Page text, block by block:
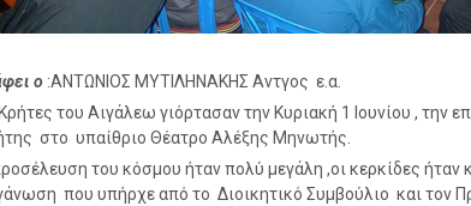
ο :ΑΝΤΩΝΙΟΣ ΜΥΤΙΛΗΝΑΚΗΣ Αντγος ε.α.
του Αιγάλεω γιόρτασαν την Κυριακή 1 Ιουνίου , την
στο υπαίθριο Θέατρο Αλέξης Μηνωτής.
του κόσμου ήταν πολύ μεγάλη ,οι κερκίδες ήταν
που υπήρχε από το Διοικητικό Συμβούλιο και τον